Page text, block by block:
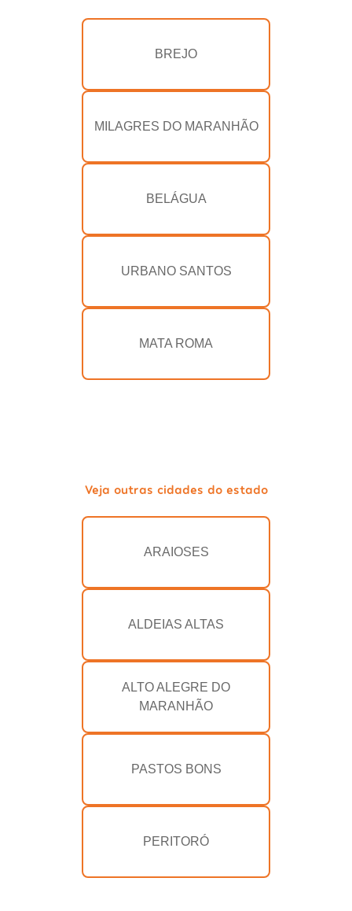
BREJO
MILAGRES DO MARANHÃO
BELÁGUA
URBANO SANTOS
MATA ROMA
Veja outras cidades do estado
ARAIOSES
ALDEIAS ALTAS
ALTO ALEGRE DO
MARANHÃO
PASTOS BONS
PERITORÓ